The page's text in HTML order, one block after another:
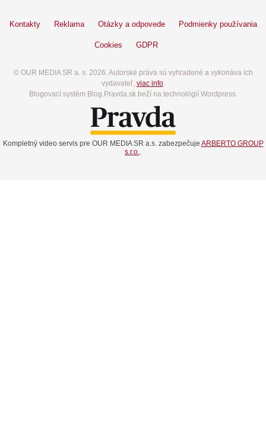
Kontakty Reklama Otázky a odpovede Podmienky používania
Cookies GDPR
© OUR MEDIA SR a. s. 2026. Autorské práva sú vyhradené a vykonáva ich
vydavateľ, viac info.
Blogovací systém Blog.Pravda.sk beží na technológií Wordpress.
Kompletný video servis pre OUR MEDIA SR a.s. zabezpečuje ARBERTO GROUP
s.r.o..